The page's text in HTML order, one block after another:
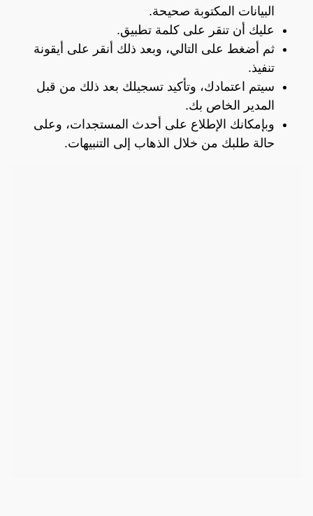
البيانات المكتوبة صحيحة.
عليك أن تنقر على كلمة تطبيق.
ثم أضغط على التالي، وبعد ذلك أنقر على أيقونة
تنفيذ.
سيتم اعتمادك، وتأكيد تسجيلك بعد ذلك من قبل
المدير الخاص بك.
وبإمكانك الإطلاع على أحدث المستجدات، وعلى
حالة طلبك من خلال الذهاب إلى التنبيهات.